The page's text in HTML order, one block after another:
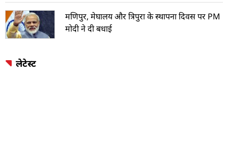
मणिपुर, मेघालय और त्रिपुरा के स्थापना दिवस पर PM
मोदी ने दी बधाई
लेटेस्ट